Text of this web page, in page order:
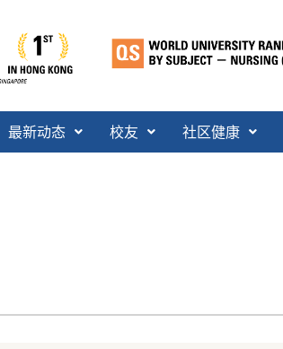
最新动态 校友 社区健康